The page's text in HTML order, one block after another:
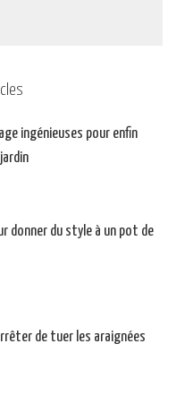
ingénieuses pour enfin
donner du style à un pot de
de tuer les araignées